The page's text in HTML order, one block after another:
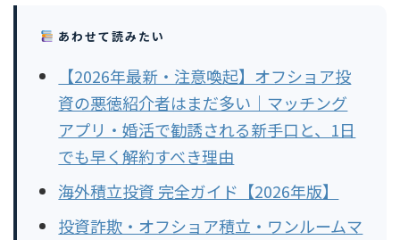
あわせて読みたい
【2026年最新・注意喚起】オフショア投
資の悪徳紹介者はまだ多い｜マッチング
アプリ・婚活で勧誘される新手口と、1日
でも早く解約すべき理由
海外積立投資 完全ガイド【2026年版】
投資詐欺・オフショア積立・ワンルームマ